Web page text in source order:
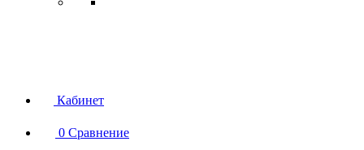
Кабинет
0 Сравнение